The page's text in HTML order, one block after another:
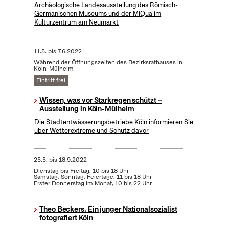
Archäologische Landesausstellung des Römisch-
Germanischen Museums und der MiQua im
Kulturzentrum am Neumarkt
11.5. bis7.6.2022
Während der Öffnungszeiten des Bezirksrathauses in
Köln-Mülheim
Eintritt frei
Wissen, was vor Starkregen schützt –
Ausstellung in Köln-Mülheim
Die Stadtentwässerungsbetriebe Köln informieren Sie
über Wetterextreme und Schutz davor
25.5. bis18.9.2022
Dienstag bis Freitag, 10 bis 18 Uhr
Samstag, Sonntag, Feiertage, 11 bis 18 Uhr
Erster Donnerstag im Monat, 10 bis 22 Uhr
Theo Beckers. Ein junger Nationalsozialist
fotografiert Köln